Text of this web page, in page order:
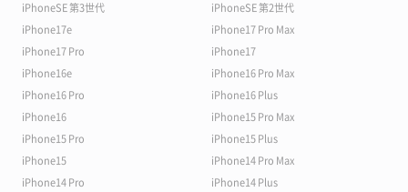
iPhoneSE 第3世代
iPhoneSE 第2世代
iPhone17e
iPhone17 Pro Max
iPhone17 Pro
iPhone17
iPhone16e
iPhone16 Pro Max
iPhone16 Pro
iPhone16 Plus
iPhone16
iPhone15 Pro Max
iPhone15 Pro
iPhone15 Plus
iPhone15
iPhone14 Pro Max
iPhone14 Pro
iPhone14 Plus